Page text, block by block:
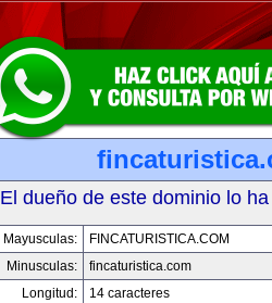
El dueño de este dominio lo
Mayusculas:
FINCATURISTICA.COM
Minusculas:
fincaturistica.com
Longitud:
14 caracteres